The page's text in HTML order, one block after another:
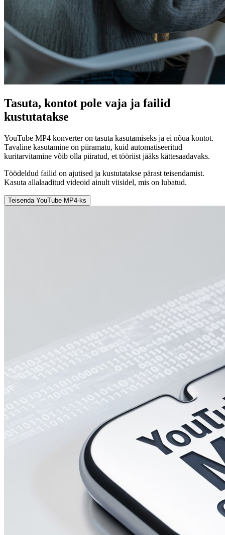
Tasuta, kontot pole vaja ja failid
kustutatakse
YouTube MP4 konverter on tasuta kasutamiseks ja ei nõua kontot.
Tavaline kasutamine on piiramatu, kuid automatiseeritud
kuritarvitamine võib olla piiratud, et tööriist jääks kättesaadavaks.
Töödeldud failid on ajutised ja kustutatakse pärast teisendamist.
Kasuta allalaaditud videoid ainult viisidel, mis on lubatud.
Teisenda YouTube MP4-ks